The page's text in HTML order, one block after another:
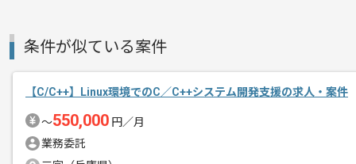
プロジェクトは長期を想定しており、
条件が似ている案件
【C/C++】Linux環境でのC／C++システム開発支援の求人・案件
〜550,000 円／月
業務委託